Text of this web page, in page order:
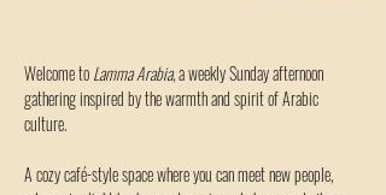
Welcome to Lamma Arabia, a weekly Sunday afternoon
gathering inspired by the warmth and spirit of Arabic
culture.
A cozy café-style space where you can meet new people,